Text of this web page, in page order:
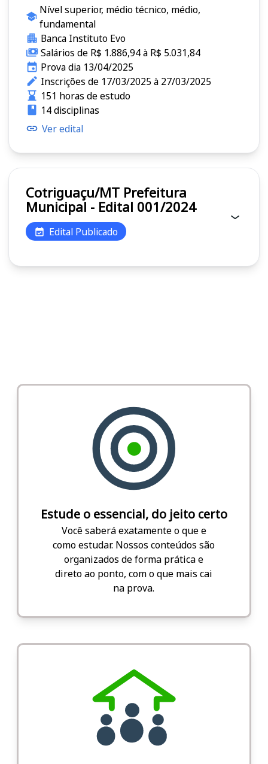
Nível superior, médio técnico, médio,
fundamental
Banca Instituto Evo
Salários de R$ 1.886,94 à R$ 5.031,84
Prova dia 13/04/2025
Inscrições de 17/03/2025 à 27/03/2025
151 horas de estudo
14 disciplinas
Ver edital
Cotriguaçu/MT Prefeitura
Municipal - Edital 001/2024
Edital Publicado
Estude o essencial, do jeito certo
Você saberá exatamente o que e
como estudar. Nossos conteúdos são
organizados de forma prática e
direto ao ponto, com o que mais cai
na prova.